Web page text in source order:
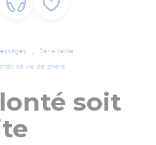
Série texte
sa vie de prière
soit